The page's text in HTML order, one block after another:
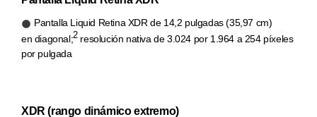
Pantalla Liquid Retina XDR de 14,2 pulgadas (35,97 cm)
en diagonal;2resolución nativa de 3.024 por 1.964 a 254 píxeles
por pulgada
XDR (rango dinámico extremo)